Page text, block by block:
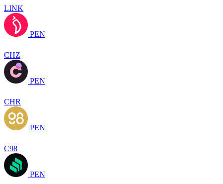
LINK
PEN
CHZ
PEN
CHR
PEN
C98
PEN